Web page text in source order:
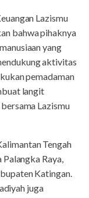
Lazismu
bahwa pihaknya
yang
aktivitas
pemadaman
langit
Lazismu
Tengah
Raya,
Katingan.
juga